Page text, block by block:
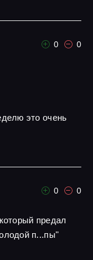
0 0
это очень
0 0
предал
п...пы"